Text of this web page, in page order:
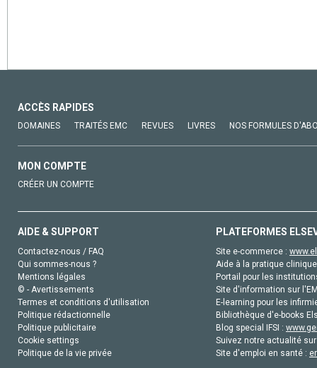
ACCÈS RAPIDES
DOMAINES TRAITÉS EMC REVUES LIVRES NOS FORMULES
MON COMPTE
CRÉER UN COMPTE
AIDE & SUPPORT
Contactez-nous / FAQ
Qui sommes-nous ?
Mentions légales
© - Avertissements
Termes et conditions d'utilisation
Politique rédactionnelle
Politique publicitaire
Cookie settings
Politique de la vie privée
PLATEFORMES
Site e-commerce :
Aide à la pratique
Portail pour les
Site d'information sur
E-learning pour les
Bibliothèque d'e-books
Blog special IFSI :
Suivez notre actualité
Site d'emploi en santé :